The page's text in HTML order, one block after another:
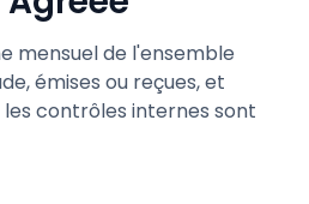
mensuel de l'ensemble
émises ou reçues, et
contrôles internes sont